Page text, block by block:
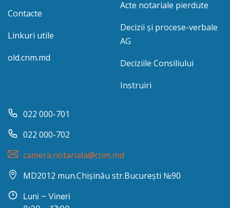
Contacte
Linkuri utile
old.cnm.md
Acte notariale pierdute
Decizii și procese-verbale
AG
Deciziile Consiliului
Instruiri
022 000-701
022 000-702
camera.notariala@cnm.md
MD2012 mun.Chișinău str.București №90
Luni – Vineri